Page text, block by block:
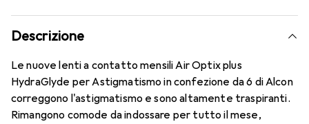
Descrizione
Le nuove lenti a contatto mensili Air Optix plus
HydraGlyde per Astigmatismo in confezione da 6 di Alcon
correggono l'astigmatismo e sono altamente traspiranti.
Rimangono comode da indossare per tutto il mese,